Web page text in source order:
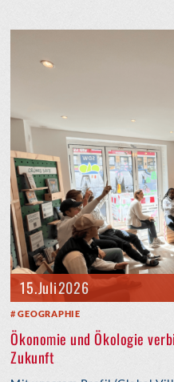
15. Juli 2026
GEOGRAPHIE
Ökonomie und Ökologie
Zukunft